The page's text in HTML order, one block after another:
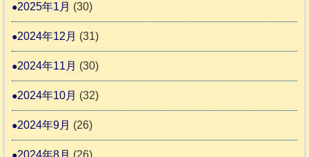
2025年1月 (30)
2024年12月 (31)
2024年11月 (30)
2024年10月 (32)
2024年9月 (26)